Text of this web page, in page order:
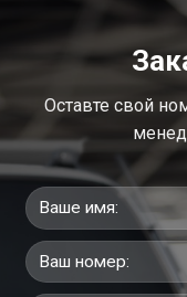
Оставте свой